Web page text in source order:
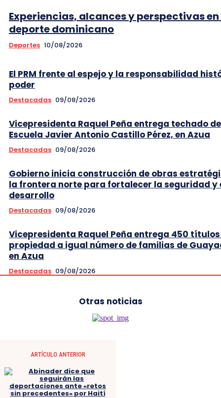
Experiencias, alcances y perspectivas en
deporte dominicano
Deportes 10/08/2026
El PRM frente al espejo y la responsabilidad
poder
Destacadas 09/08/2026
Vicepresidenta Raquel Peña entrega techado
Escuela Javier Antonio Castillo Pérez, en Azua
Destacadas 09/08/2026
Gobierno inicia construcción de obras
la frontera norte para fortalecer la seguridad y
desarrollo
Destacadas 09/08/2026
Vicepresidenta Raquel Peña entrega 450
propiedad a igual número de familias de
en Azua
Destacadas 09/08/2026
Otras noticias
ARTÍCULO ANTERIOR